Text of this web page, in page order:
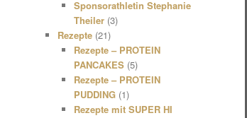
Sponsorathletin Stephanie
Theiler(3)
Rezepte (21)
Rezepte – PROTEIN
PANCAKES(5)
Rezepte – PROTEIN
PUDDING(1)
Rezepte mit SUPER HI